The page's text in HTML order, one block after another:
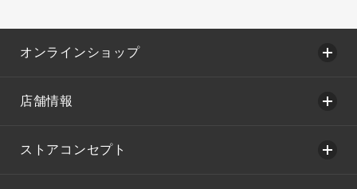
オンラインショップ
店舗情報
ストアコンセプト